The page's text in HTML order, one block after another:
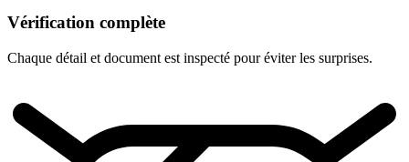
Vérification complète
Chaque détail et document est inspecté pour éviter les surprises.